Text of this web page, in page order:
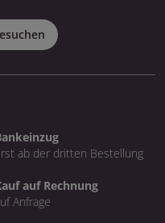
ab der dritten Bestellung
auf Rechnung
Anfrage